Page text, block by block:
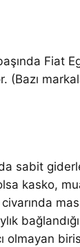
Fiat
sabit
kasko,
birisi